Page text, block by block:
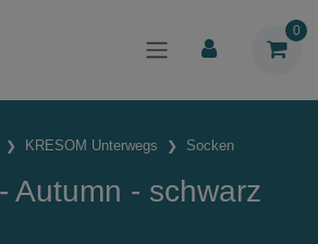
0
KRESOM Unterwegs Socken
Autumn - schwarz